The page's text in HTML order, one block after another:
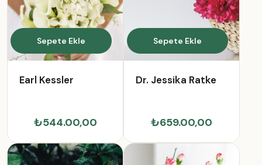
Sepete Ekle
Earl Kessler
₺544.00,00
Sepete Ekle
Dr. Jessika Ratke
₺659.00,00